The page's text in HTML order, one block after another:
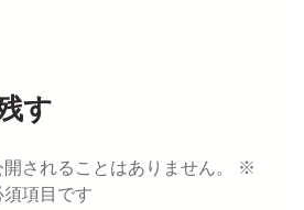
す
されることはありません。
※
項目です